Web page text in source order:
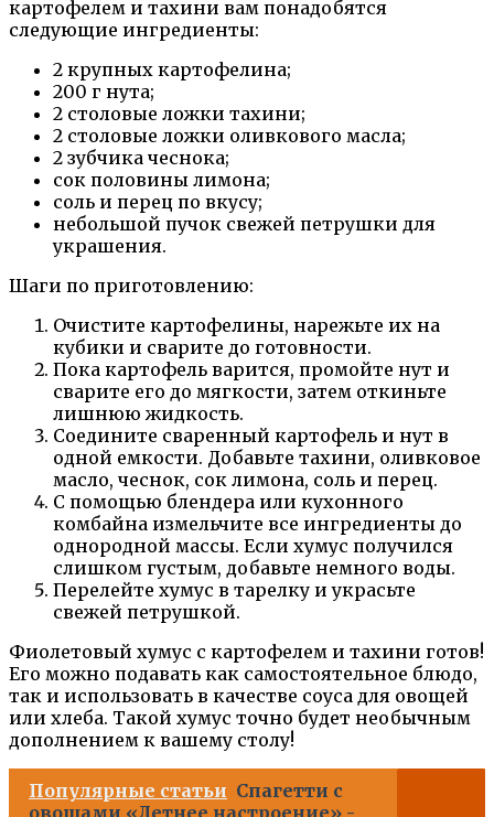
картофелем и тахини вам понадобятся
следующие ингредиенты:
2 крупных картофелина;
200 г нута;
2 столовые ложки тахини;
2 столовые ложки оливкового масла;
2 зубчика чеснока;
сок половины лимона;
соль и перец по вкусу;
небольшой пучок свежей петрушки для
украшения.
Шаги по приготовлению:
Очистите картофелины, нарежьте их на
кубики и сварите до готовности.
Пока картофель варится, промойте нут и
сварите его до мягкости, затем откиньте
лишнюю жидкость.
Соедините сваренный картофель и нут в
одной емкости. Добавьте тахини, оливковое
масло, чеснок, сок лимона, соль и перец.
С помощью блендера или кухонного
комбайна измельчите все ингредиенты до
однородной массы. Если хумус получился
слишком густым, добавьте немного воды.
Перелейте хумус в тарелку и украсьте
свежей петрушкой.
Фиолетовый хумус с картофелем и тахини готов!
Его можно подавать как самостоятельное блюдо,
так и использовать в качестве соуса для овощей
или хлеба. Такой хумус точно будет необычным
дополнением к вашему столу!
Популярные статьи Спагетти с
овощами «Летнее настроение» -